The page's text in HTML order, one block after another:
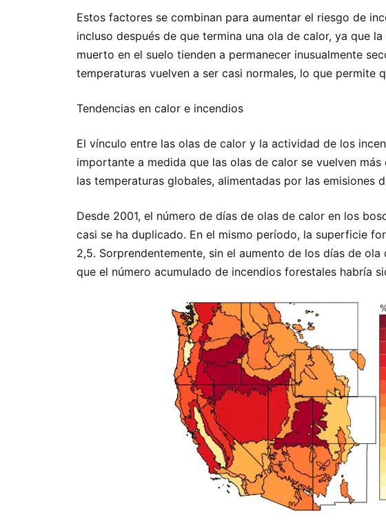
Estos factores se combinan para aumentar el riesgo de
incluso después de que termina una ola de calor, ya que
muerto en el suelo tienden a permanecer inusualmente
temperaturas vuelven a ser casi normales, lo que permite
Tendencias en calor e incendios
El vínculo entre las olas de calor y la actividad de los
importante a medida que las olas de calor se vuelven
las temperaturas globales, alimentadas por las emisiones
Desde 2001, el número de días de olas de calor en los
casi se ha duplicado. En el mismo período, la superficie
2,5. Sorprendentemente, sin el aumento de los días de
que el número acumulado de incendios forestales habría